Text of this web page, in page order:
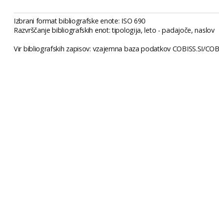
Izbrani format bibliografske enote: ISO 690
Razvrščanje bibliografskih enot: tipologija, leto - padajoče, naslov
Vir bibliografskih zapisov: vzajemna baza podatkov COBISS.SI/